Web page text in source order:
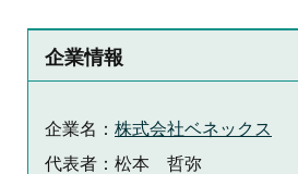
企業情報
企業名： 株式会社ベネックス
代表者：松本 哲弥